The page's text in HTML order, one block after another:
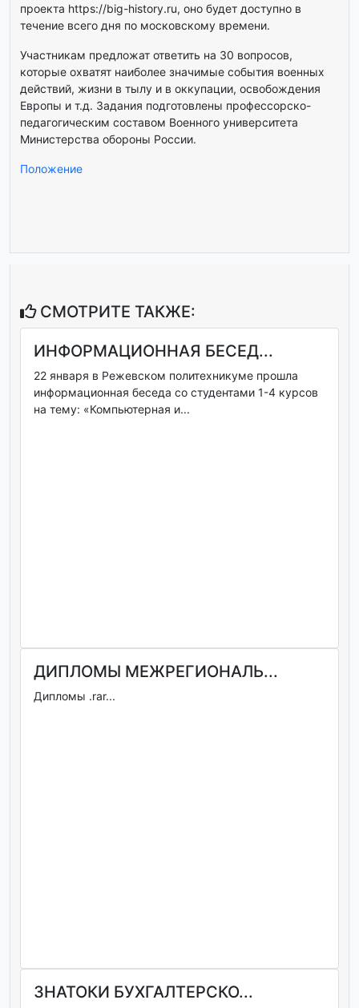
проекта https://big-history.ru, оно будет доступно в
течение всего дня по московскому времени.
Участникам предложат ответить на 30 вопросов,
которые охватят наиболее значимые события военных
действий, жизни в тылу и в оккупации, освобождения
Европы и т.д. Задания подготовлены профессорско-
педагогическим составом Военного университета
Министерства обороны России.
Положение
СМОТРИТЕ ТАКЖЕ:
ИНФОРМАЦИОННАЯ БЕСЕД...
22 января в Режевском политехникуме прошла
информационная беседа со студентами 1-4 курсов
на тему: «Компьютерная и...
ДИПЛОМЫ МЕЖРЕГИОНАЛЬ...
Дипломы .rar...
ЗНАТОКИ БУХГАЛТЕРСКО...